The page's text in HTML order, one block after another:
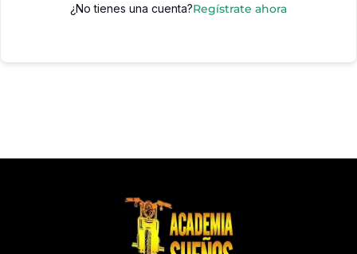
¿No tienes una cuenta?Regístrate ahora